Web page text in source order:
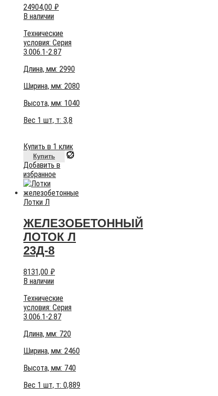
24904,00 ₽
В наличии
Технические
условия: Серия
3.006.1-2.87
Длина, мм: 2990
Ширина, мм: 2080
Высота, мм: 1040
Вес 1 шт, т: 3,8
Купить в 1 клик
Купить
Добавить в
избранное
Лотки Л
ЖЕЛЕЗОБЕТОННЫЙ
ЛОТОК Л
23Д-8
8131,00 ₽
В наличии
Технические
условия: Серия
3.006.1-2.87
Длина, мм: 720
Ширина, мм: 2460
Высота, мм: 740
Вес 1 шт, т: 0,889